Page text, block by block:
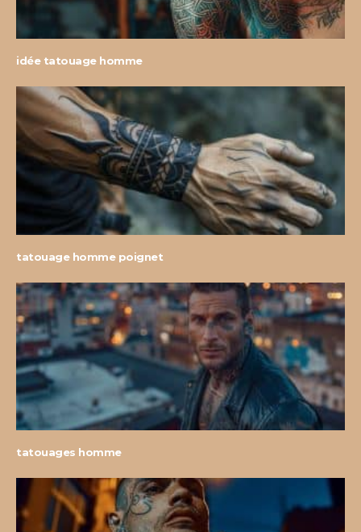
idée tatouage homme
tatouage homme poignet
tatouages homme